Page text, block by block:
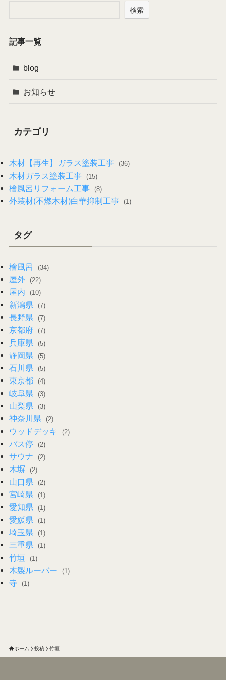
検索
記事一覧
blog
お知らせ
カテゴリ
木材【再生】ガラス塗装工事 (36)
木材ガラス塗装工事 (15)
檜風呂リフォーム工事 (8)
外装材(不燃木材)白華抑制工事 (1)
タグ
檜風呂 (34)
屋外 (22)
屋内 (10)
新潟県 (7)
長野県 (7)
京都府 (7)
兵庫県 (5)
静岡県 (5)
石川県 (5)
東京都 (4)
岐阜県 (3)
山梨県 (3)
神奈川県 (2)
ウッドデッキ (2)
バス停 (2)
サウナ (2)
木塀 (2)
山口県 (2)
宮崎県 (1)
愛知県 (1)
愛媛県 (1)
埼玉県 (1)
三重県 (1)
竹垣 (1)
木製ルーバー (1)
寺 (1)
ホーム 投稿 竹垣